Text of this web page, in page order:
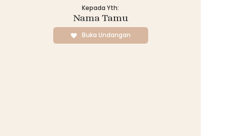
Kepada Yth:
Nama Tamu
Buka Undangan